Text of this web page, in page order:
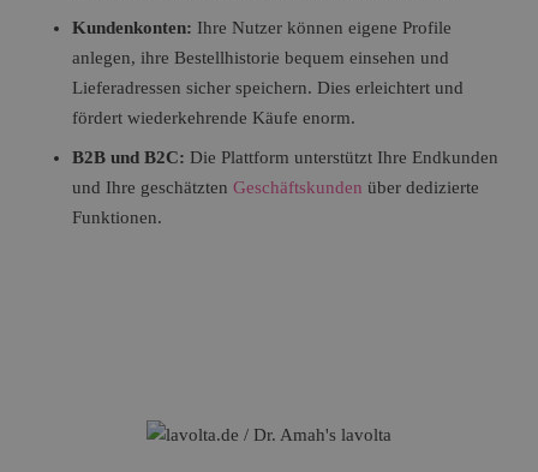
Kundenkonten: Ihre Nutzer können eigene Profile
anlegen, ihre Bestellhistorie bequem einsehen und
Lieferadressen sicher speichern. Dies erleichtert und
fördert wiederkehrende Käufe enorm.
B2B und B2C: Die Plattform unterstützt Ihre Endkunden
und Ihre geschätzten Geschäftskunden über dedizierte
Funktionen.